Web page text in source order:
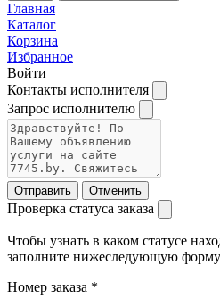
Главная
Каталог
Корзина
Избранное
Войти
Контакты исполнителя
Запрос исполнителю
Отправить Отменить
Проверка статуса заказа
Чтобы узнать в каком статусе
заполните нижеследующую
Номер заказа *